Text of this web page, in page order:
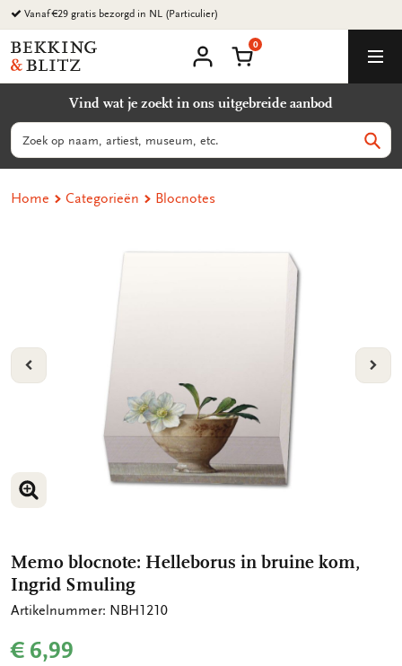
Ga
naar
content
Vanaf €29 gratis bezorgd in NL (Particulier)
Bekking
&
B.V.
account
Winkelmand
0
Vind wat je zoekt in ons uitgebreide aanbod
Zoeken
Home Categorieën Blocnotes
VORIGE
VERGROOT AFBEELDING
VERGROOT AFBEELDING
Memo blocnote: Helleborus in bruine kom,
Ingrid Smuling
Artikelnummer: NBH1210
€ 6,99